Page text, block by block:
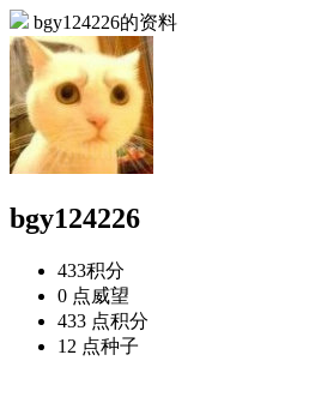
bgy124226的资料
bgy124226
433积分
0 点威望
433 点积分
12 点种子